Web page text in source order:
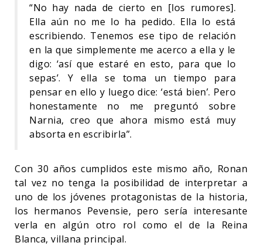
“No hay nada de cierto en [los rumores].
Ella aún no me lo ha pedido. Ella lo está
escribiendo. Tenemos ese tipo de relación
en la que simplemente me acerco a ella y le
digo: ‘así que estaré en esto, para que lo
sepas’. Y ella se toma un tiempo para
pensar en ello y luego dice: ‘está bien’. Pero
honestamente no me preguntó sobre
Narnia, creo que ahora mismo está muy
absorta en escribirla”.
Con 30 años cumplidos este mismo año, Ronan
tal vez no tenga la posibilidad de interpretar a
uno de los jóvenes protagonistas de la historia,
los hermanos Pevensie, pero sería interesante
verla en algún otro rol como el de la Reina
Blanca, villana principal.